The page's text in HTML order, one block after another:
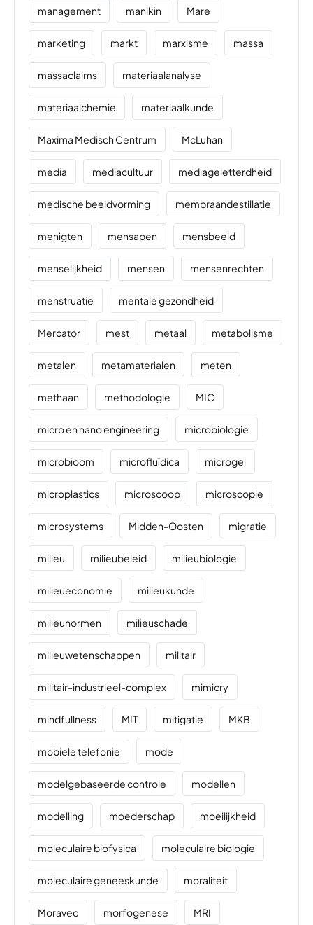
management manikin Mare
marketing markt marxisme massa
massaclaims materiaalanalyse
materiaalchemie materiaalkunde
Maxima Medisch Centrum McLuhan
media mediacultuur mediageletterdheid
medische beeldvorming membraandestillatie
menigten mensapen mensbeeld
menselijkheid mensen mensenrechten
menstruatie mentale gezondheid
Mercator mest metaal metabolisme
metalen metamaterialen meten
methaan methodologie MIC
micro en nano engineering microbiologie
microbioom microfluïdica microgel
microplastics microscoop microscopie
microsystems Midden-Oosten migratie
milieu milieubeleid milieubiologie
milieueconomie milieukunde
milieunormen milieuschade
milieuwetenschappen militair
militair-industrieel-complex mimicry
mindfullness MIT mitigatie MKB
mobiele telefonie mode
modelgebaseerde controle modellen
modelling moederschap moeilijkheid
moleculaire biofysica moleculaire biologie
moleculaire geneeskunde moraliteit
Moravec morfogenese MRI